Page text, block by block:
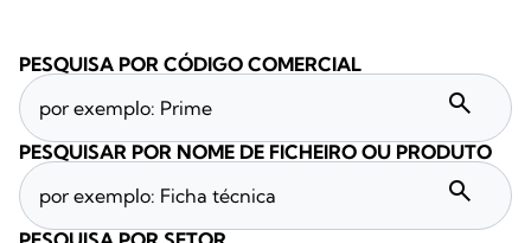
PESQUISA POR CÓDIGO COMERCIAL
search
PESQUISAR POR NOME DE FICHEIRO OU PRODUTO
search